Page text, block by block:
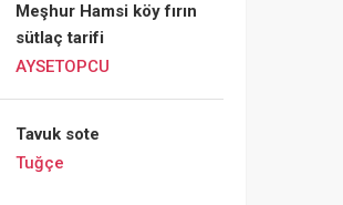
Meşhur Hamsi köy fırın
sütlaç tarifi
AYSETOPCU
Tavuk sote
Tuğçe